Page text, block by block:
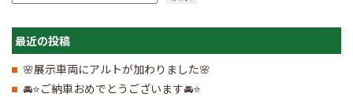
最近の投稿
🌸展示車両にアルトが加わりました🌸
🚘⭐ご納車おめでとうございます🚘⭐